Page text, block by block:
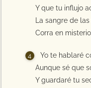
Y que tu influjo
La sangre de
Corra en
Yo te hablaré
Aunque sé que
Y guardaré tu